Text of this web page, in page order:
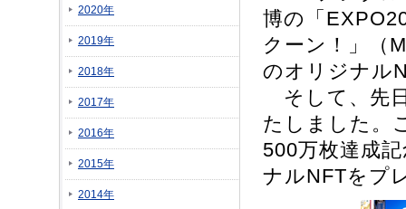
博の「
クーン！」（
のオリジナル
そして、先
たしました。
500万枚達成
ナルNFTをプ
2020年
2019年
2018年
2017年
2016年
2015年
2014年